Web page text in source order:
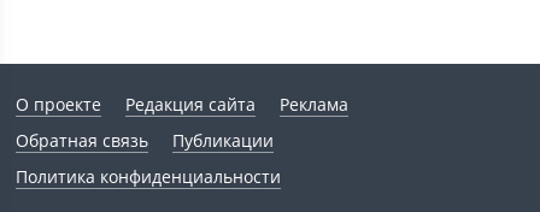
О проекте Редакция сайта
Реклама
Обратная связь
Публикации
Политика конфиденциальности